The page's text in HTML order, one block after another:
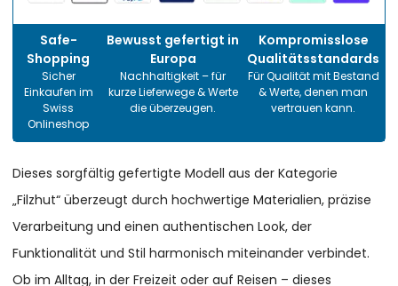
Safe-
Shopping
Sicher
Einkaufen im
Swiss
Onlineshop
Bewusst gefertigt in
Europa
Nachhaltigkeit – für
kurze Lieferwege & Werte
die überzeugen.
Kompromisslose
Qualitätsstandards
Für Qualität mit Bestand
& Werte, denen man
vertrauen kann.
Dieses sorgfältig gefertigte Modell aus der Kategorie
„Filzhut“ überzeugt durch hochwertige Materialien, präzise
Verarbeitung und einen authentischen Look, der
Funktionalität und Stil harmonisch miteinander verbindet.
Ob im Alltag, in der Freizeit oder auf Reisen – dieses